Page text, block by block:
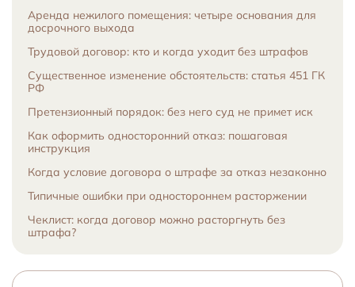
Аренда нежилого помещения: четыре основания для
досрочного выхода
Трудовой договор: кто и когда уходит без штрафов
Существенное изменение обстоятельств: статья 451 ГК
РФ
Претензионный порядок: без него суд не примет иск
Как оформить односторонний отказ: пошаговая
инструкция
Когда условие договора о штрафе за отказ незаконно
Типичные ошибки при одностороннем расторжении
Чеклист: когда договор можно расторгнуть без
штрафа?